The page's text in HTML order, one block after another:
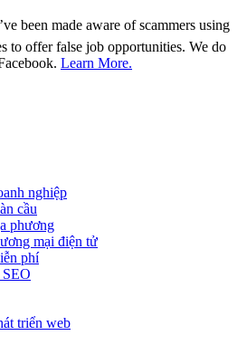
been made aware of scammers using
to offer false job opportunities. We do
Learn More.
nghiệp
cầu
phương
mại điện tử
phí
triển web